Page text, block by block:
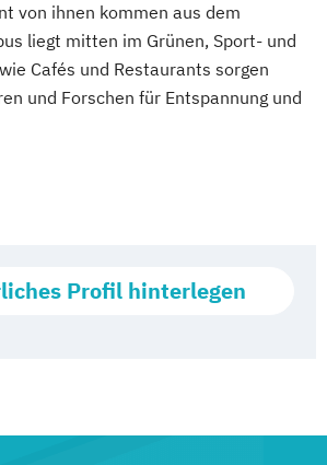
von ihnen kommen aus dem
liegt mitten im Grünen, Sport- und
Cafés und Restaurants sorgen
und Forschen für Entspannung und
Profil hinterlegen